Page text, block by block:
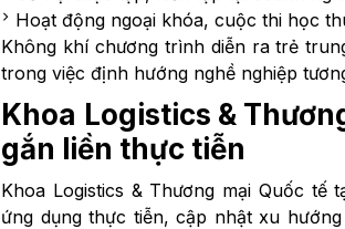
Hoạt động ngoại khóa, cuộc thi học
Không khí chương trình diễn ra trẻ
trong việc định hướng nghề nghiệp
Khoa Logistics &
gắn liền thực tiễn
Khoa Logistics & Thương mại Quốc
ứng dụng thực tiễn, cập nhật xu